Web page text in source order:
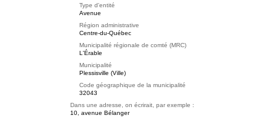
Type d'entité
Avenue
Région administrative
Centre-du-Québec
Municipalité régionale de comté (MRC)
L'Érable
Municipalité
Plessisville (Ville)
Code géographique de la municipalité
32043
Dans une adresse, on écrirait, par exemple :
10, avenue Bélanger